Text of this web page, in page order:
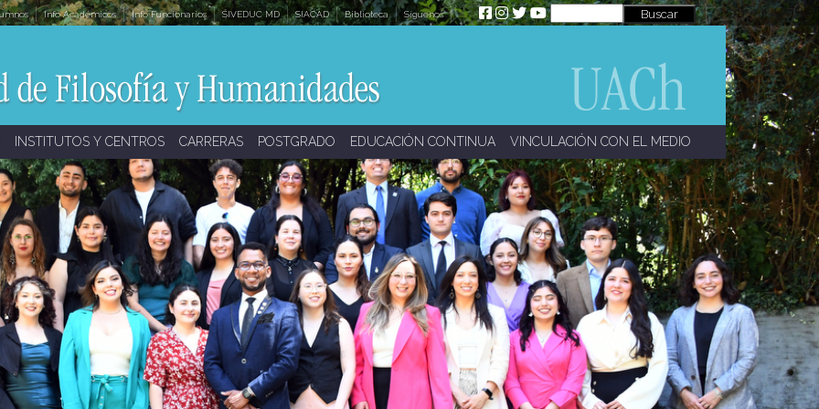
Info Académicos Info Funcionarios SIVEDUC MD SIACAD Biblioteca Síguenos
INSTITUTOS Y CENTROS CARRERAS POSTGRADO EDUCACIÓN CONTINUA VINCULACIÓN CON EL MEDIO